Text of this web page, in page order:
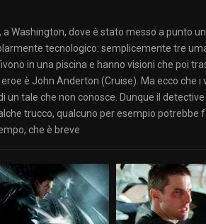
a Washington, dove è stato messo a punto
tecnologico: semplicemente tre
in una piscina e hanno visioni che poi
è John Anderton (Cruise). Ma ecco che
un tale che non conosce. Dunque il
trucco, qualcuno per esempio potrebbe
che è breve